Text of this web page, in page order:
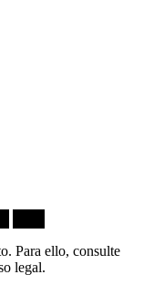
Para ello, consulte
legal.